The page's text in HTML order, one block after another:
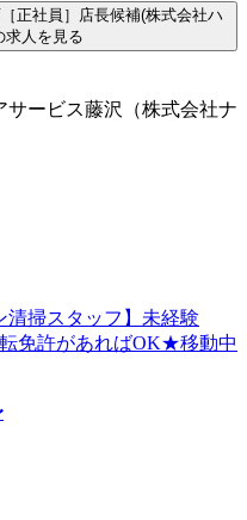
正社員］店長候補(株式会社ハ
求人を見る
ービス藤沢（株式会社ナ
清掃スタッフ】未経験
免許があればOK★移動中